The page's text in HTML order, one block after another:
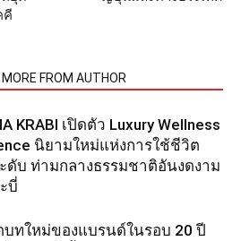
คี
MORE FROM AUTHOR
KRABI เปิดตัว Luxury Wellness
นิยามใหม่แห่งการใช้ชีวิต
ดับ ท่ามกลางธรรมชาติอันงดงาม
บี่
บทใหม่ของแบรนด์ในรอบ 20 ปี